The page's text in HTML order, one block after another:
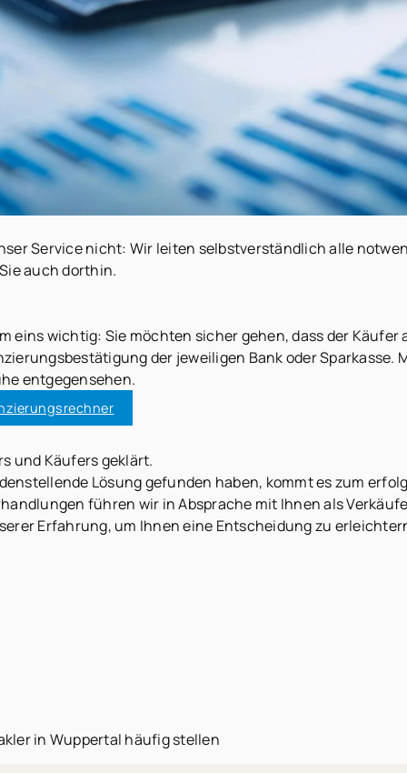
Service nicht: Wir leiten selbstverständlich alle
auch dorthin.
eins wichtig: Sie möchten sicher gehen, dass der
der jeweiligen Bank oder Sparkasse.
entgegensehen.
und Käufers geklärt.
Lösung gefunden haben, kommt es zum
führen wir in Absprache mit Ihnen als
Erfahrung, um Ihnen eine Entscheidung zu
in Wuppertal häufig stellen